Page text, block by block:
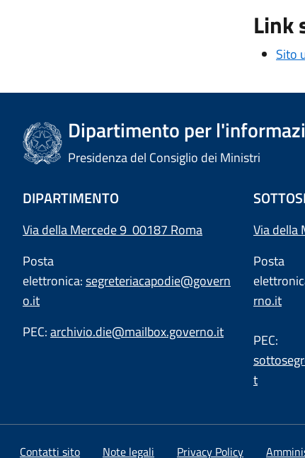
Link
Sito
Dipartimento per
Presidenza del Consiglio dei Ministri
DIPARTIMENTO
Via della Mercede 9 00187 Roma
Posta
elettronica:segreteriacapodie@govern
o.it
PEC:archivio.die@mailbox.governo.it
Via della
Posta
rno.it
PEC:
t
Contatti sito Note legali Privacy Policy